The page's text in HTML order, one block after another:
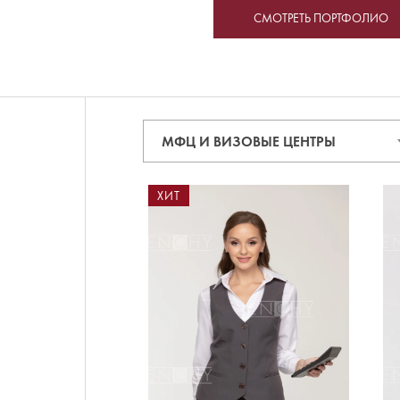
СМОТРЕТЬ ПОРТФОЛИО
МФЦ И ВИЗОВЫЕ ЦЕНТРЫ
ХИТ